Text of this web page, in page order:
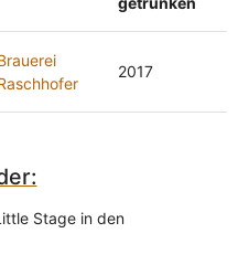
2017
Stage in den